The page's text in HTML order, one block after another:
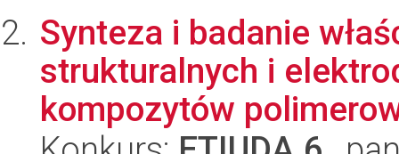
Synteza i badanie
strukturalnych i
kompozytów